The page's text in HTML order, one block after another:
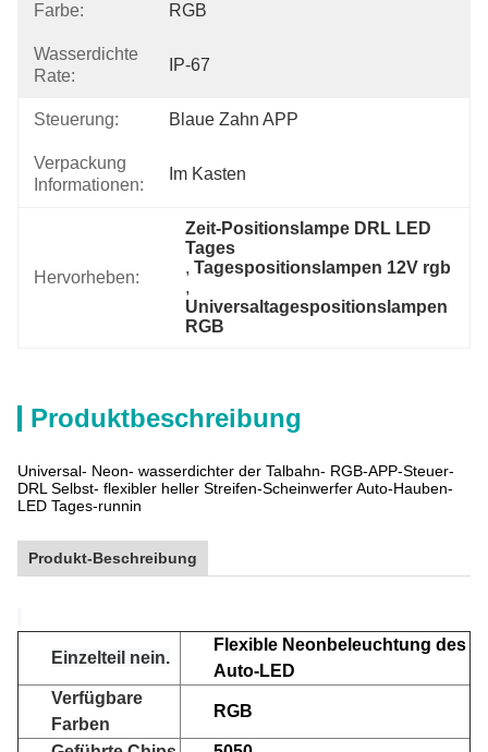
Farbe: RGB
Wasserdichte
Rate:
IP-67
Steuerung: Blaue Zahn APP
Verpackung
Informationen:
Im Kasten
Hervorheben:
Zeit-Positionslampe DRL LED
Tages
, Tagespositionslampen 12V rgb
,
Universaltagespositionslampen
RGB
Produktbeschreibung
Universal- Neon- wasserdichter der Talbahn- RGB-APP-Steuer-
DRL Selbst- flexibler heller Streifen-Scheinwerfer Auto-Hauben-
LED Tages-runnin
Produkt-Beschreibung
Einzelteil nein.
Flexible Neonbeleuchtung des
Auto-LED
Verfügbare
Farben
RGB